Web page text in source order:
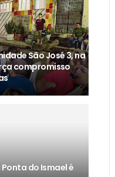
São José 3, na
compromisso
do Ismael é